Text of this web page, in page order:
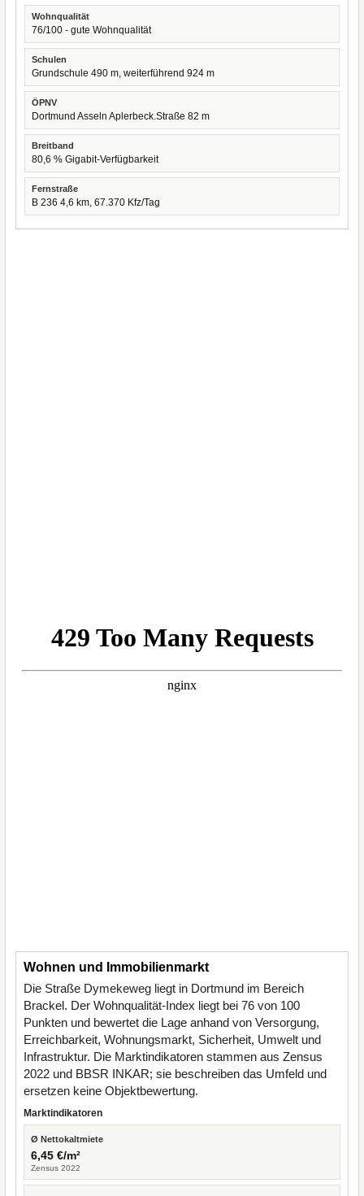
Wohnqualität
76/100 - gute Wohnqualität
Schulen
Grundschule 490 m, weiterführend 924 m
ÖPNV
Dortmund Asseln Aplerbeck.Straße 82 m
Breitband
80,6 % Gigabit-Verfügbarkeit
Fernstraße
B 236 4,6 km, 67.370 Kfz/Tag
Wohnen und Immobilienmarkt
Die Straße Dymekeweg liegt in Dortmund im Bereich
Brackel. Der Wohnqualität-Index liegt bei 76 von 100
Punkten und bewertet die Lage anhand von Versorgung,
Erreichbarkeit, Wohnungsmarkt, Sicherheit, Umwelt und
Infrastruktur. Die Marktindikatoren stammen aus Zensus
2022 und BBSR INKAR; sie beschreiben das Umfeld und
ersetzen keine Objektbewertung.
Marktindikatoren
Ø Nettokaltmiete
6,45 €/m²
Zensus 2022